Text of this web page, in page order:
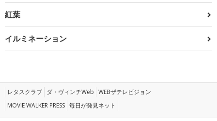
紅葉
イルミネーション
レタスクラブ ダ・ヴィンチWeb WEBザテレビジョン
MOVIE WALKER PRESS 毎日が発見ネット